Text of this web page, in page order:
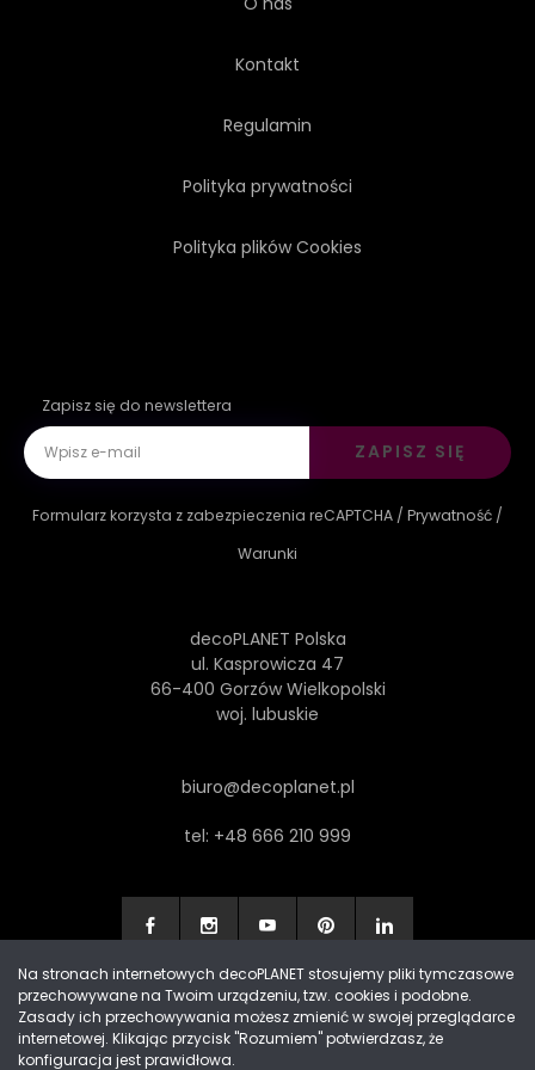
Kontakt
Regulamin
Polityka prywatności
Polityka plików Cookies
Zapisz się do newslettera
ZAPISZ SIĘ
Formularz korzysta z zabezpieczenia reCAPTCHA / Prywatność /
Warunki
decoPLANET Polska
ul. Kasprowicza 47
66-400 Gorzów Wielkopolski
woj. lubuskie
biuro@decoplanet.pl
tel: +48 666 210 999
Made with by Progres Media & decoPLANET
Na stronach internetowych decoPLANET stosujemy pliki tymczasowe
przechowywane na Twoim urządzeniu, tzw. cookies i podobne.
Zasady ich przechowywania możesz zmienić w swojej przeglądarce
internetowej. Klikając przycisk "Rozumiem" potwierdzasz, że
konfiguracja jest prawidłowa.